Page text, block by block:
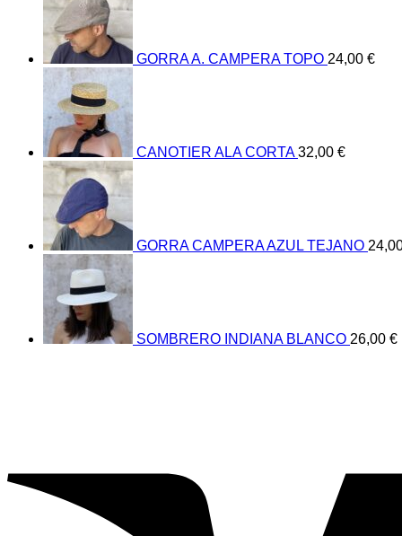
GORRA A. CAMPERA TOPO 24,00 €
CANOTIER ALA CORTA 32,00 €
GORRA CAMPERA AZUL TEJANO
SOMBRERO INDIANA BLANCO 26,00 €